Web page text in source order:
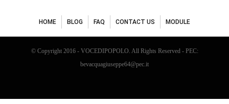
HOME BLOG FAQ CONTACT US MODULE
© Copyright 2016 - VOCEDIPOPOLO. All Rights Reserved - PEC:
bevacquagiuseppe64@pec.it